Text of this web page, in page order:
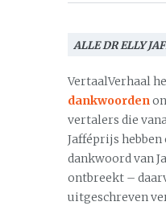
ALLE DR ELLY
VertaalVerhaal
dankwoorden
vertalers die
Jafféprijs
dankwoord van
ontbreekt –
uitgeschreven